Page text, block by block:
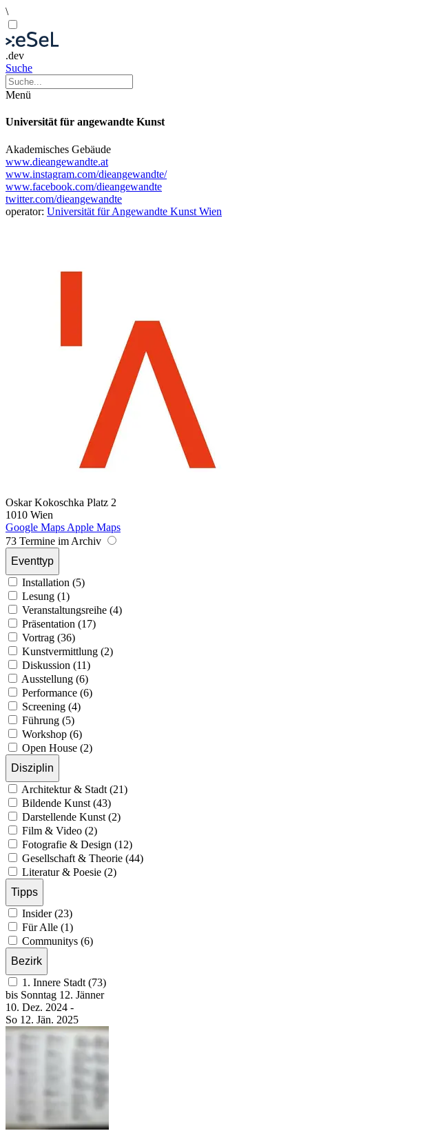
\
.dev
Suche
Menü
Universität für angewandte Kunst
Akademisches Gebäude
www.dieangewandte.at
www.instagram.com/dieangewandte/
www.facebook.com/dieangewandte
twitter.com/dieangewandte
operator: Universität für Angewandte Kunst Wien
Oskar Kokoschka Platz 2
1010 Wien
Google Maps Apple Maps
73 Termine im Archiv
Eventtyp
Installation (5)
Lesung (1)
Veranstaltungsreihe (4)
Präsentation (17)
Vortrag (36)
Kunstvermittlung (2)
Diskussion (11)
Ausstellung (6)
Performance (6)
Screening (4)
Führung (5)
Workshop (6)
Open House (2)
Disziplin
Architektur & Stadt (21)
Bildende Kunst (43)
Darstellende Kunst (2)
Film & Video (2)
Fotografie & Design (12)
Gesellschaft & Theorie (44)
Literatur & Poesie (2)
Tipps
Insider (23)
Für Alle (1)
Communitys (6)
Bezirk
1. Innere Stadt (73)
bis Sonntag 12. Jänner
10. Dez. 2024 -
So 12. Jän. 2025